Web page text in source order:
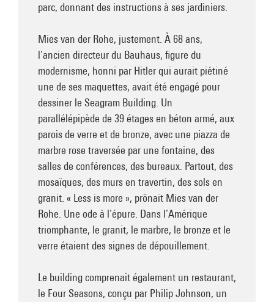
parc, donnant des instructions à ses jardiniers.
Mies van der Rohe, justement. À 68 ans,
l’ancien directeur du Bauhaus, figure du
modernisme, honni par Hitler qui aurait piétiné
une de ses maquettes, avait été engagé pour
dessiner le Seagram Building. Un
parallélépipède de 39 étages en béton armé, aux
parois de verre et de bronze, avec une piazza de
marbre rose traversée par une fontaine, des
salles de conférences, des bureaux. Partout, des
mosaïques, des murs en travertin, des sols en
granit. « Less is more », prônait Mies van der
Rohe. Une ode à l’épure. Dans l’Amérique
triomphante, le granit, le marbre, le bronze et le
verre étaient des signes de dépouillement.
Le building comprenait également un restaurant,
le Four Seasons, conçu par Philip Johnson, un